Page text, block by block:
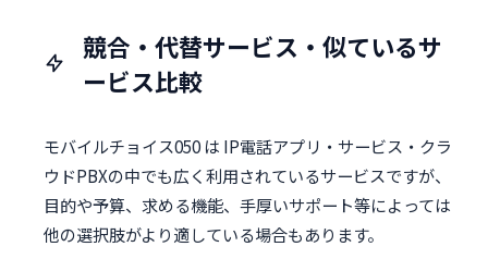
競合・代替サービス・似ているサ
ービス比較
モバイルチョイス050 は IP電話アプリ・サービス・クラ
ウドPBXの中でも広く利用されているサービスですが、
目的や予算、求める機能、手厚いサポート等によっては
他の選択肢がより適している場合もあります。